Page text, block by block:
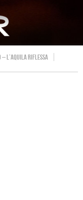
– L’AQUILA RIFLESSA